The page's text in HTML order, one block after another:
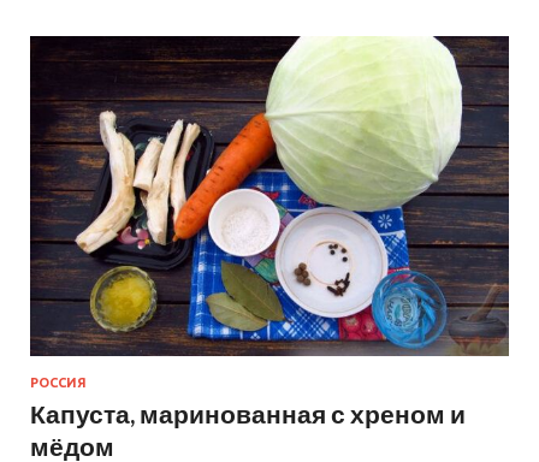
РОССИЯ
Капуста, маринованная с хреном и
мёдом